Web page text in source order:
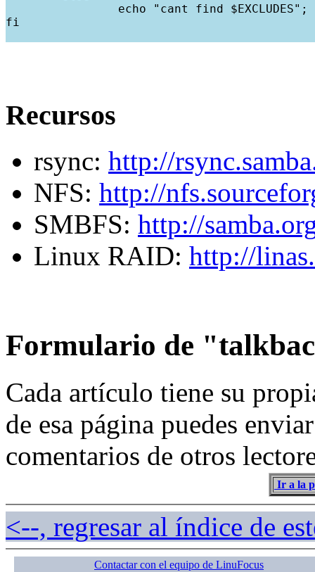
fi
Recursos
rsync: http://
NFS: http://
SMBFS: http://
Linux RAID: http://
Formulario de
Cada artículo tiene su
de esa página puedes
comentarios de otros
Ir a la
<--, regresar al índice de
Contactar con el equipo de LinuFocus